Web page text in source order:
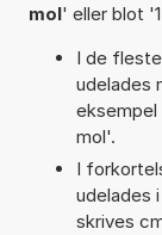
mol' eller blot
I de
udelades
mol'.
I
udelades
skrives